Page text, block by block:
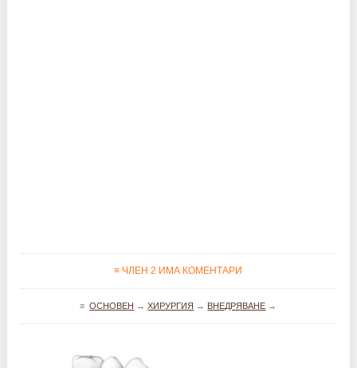
≡ ЧЛЕН 2 ИМА КОМЕНТАРИ
≡ОСНОВЕН →ХИРУРГИЯ → ВНЕДРЯВАНЕ →